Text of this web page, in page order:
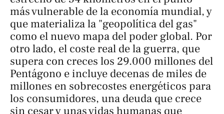
más vulnerable de la economía mundial, y
que materializa la "geopolítica del gas"
como el nuevo mapa del poder global. Por
otro lado, el coste real de la guerra, que
supera con creces los 29.000 millones del
Pentágono e incluye decenas de miles de
millones en sobrecostes energéticos para
los consumidores, una deuda que crece